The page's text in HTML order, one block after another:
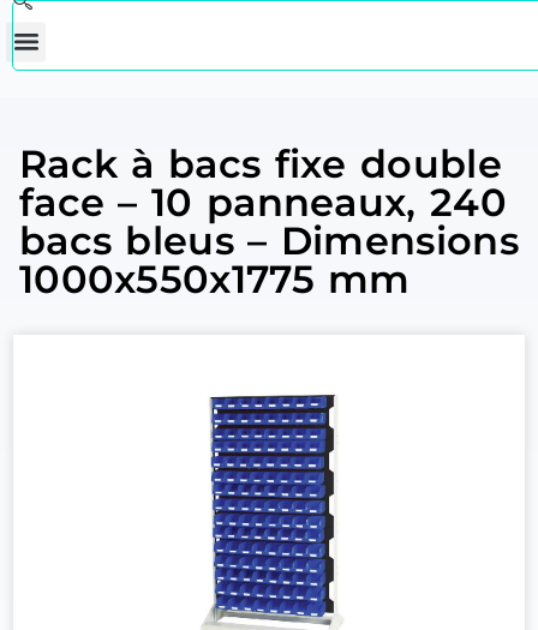
Rack à bacs fixe double
face – 10 panneaux, 240
bacs bleus – Dimensions
1000x550x1775 mm